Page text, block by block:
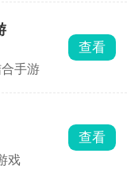
手游
查看
戏
查看